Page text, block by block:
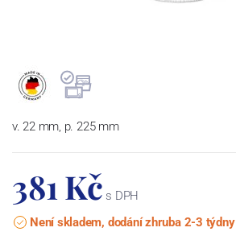
v. 22 mm, p. 225 mm
381 Kč s DPH
Není skladem, dodání zhruba 2-3 týdny